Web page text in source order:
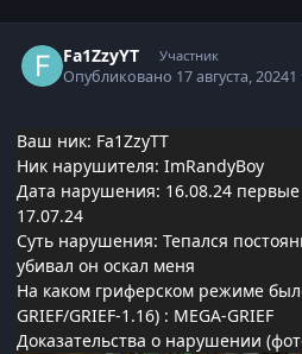
Fa1ZzyYT Участник
Опубликовано 17 августа, 20241
Ваш ник: Fa1ZzyTT
Ник нарушителя: ImRandyBoy
Дата нарушения: 16.08.24
17.07.24
Суть нарушения: Тепался
убивал он оскал меня
На каком гриферском режиме
GRIEF/GRIEF-1.16) : MEGA-GRIEF
Доказательства о нарушении